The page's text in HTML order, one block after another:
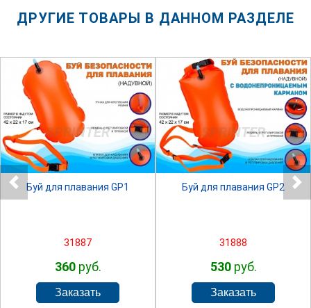
ДРУГИЕ ТОВАРЫ В ДАННОМ РАЗДЕЛЕ
SPRINTER
Буй для плавания GP1
31887
360руб.
SPRINTER
Буй для плавания GP2
31888
530руб.